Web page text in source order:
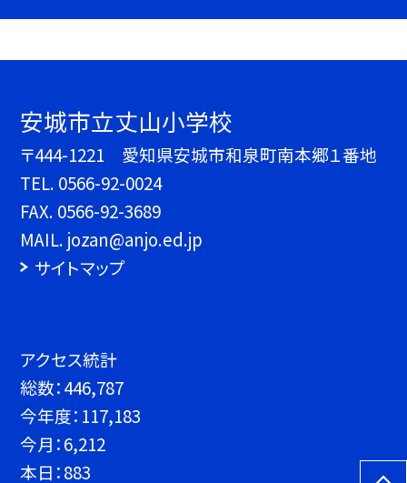
安城市立丈山小学校
〒444-1221 愛知県安城市和泉町南本郷１番地
TEL. 0566-92-0024
FAX. 0566-92-3689
MAIL. jozan@anjo.ed.jp
サイトマップ
アクセス統計
総数：446,787
今年度： 117,183
今月：6,212
本日：883